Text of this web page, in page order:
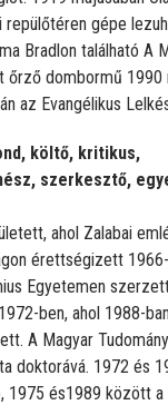
repülőtéren gépe
Bradlon található A
őrző dombormű
az Evangélikus
költő, kritikus,
szerkesztő,
ahol Zalabai
érettségizett
Egyetemen
ben, ahol 1988-
A Magyar
doktorává. 1972 és
1975 és1989 között a